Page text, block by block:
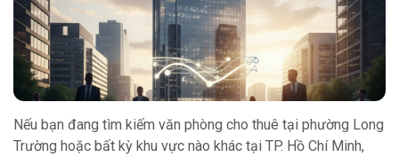
Nếu bạn đang tìm kiếm văn phòng cho thuê tại phường Long
Trường hoặc bất kỳ khu vực nào khác tại TP. Hồ Chí Minh,